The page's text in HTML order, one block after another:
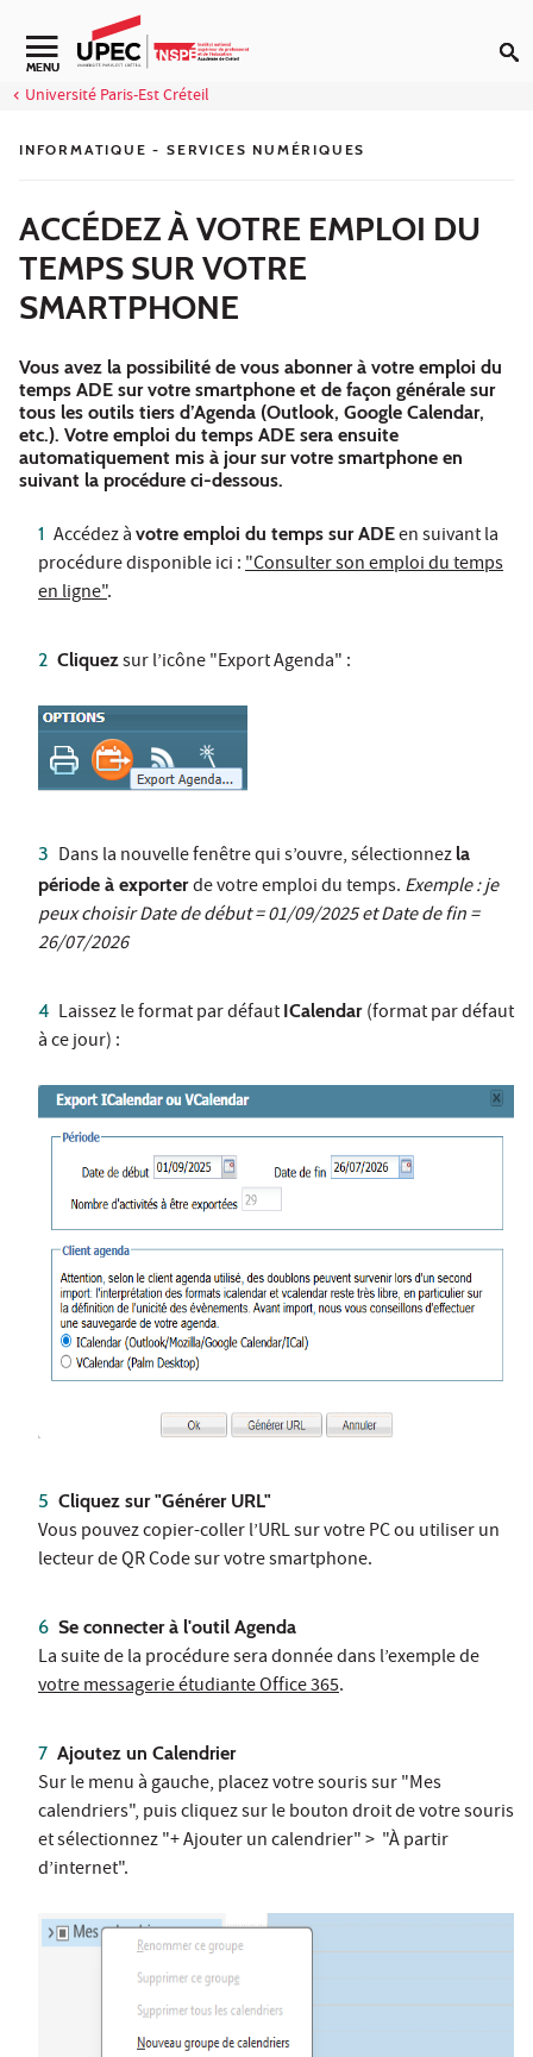
Aller au contenu
Navigation secondaire
MENU
Université Paris-Est Créteil
INFORMATIQUE - SERVICES NUMÉRIQUES
ACCÉDEZ À VOTRE EMPLOI DU
TEMPS SUR VOTRE
SMARTPHONE
Vous avez la possibilité de vous abonner à votre emploi du
temps ADE sur votre smartphone et de façon générale sur
tous les outils tiers d’Agenda (Outlook, Google Calendar,
etc.). Votre emploi du temps ADE sera ensuite
automatiquement mis à jour sur votre smartphone en
suivant la procédure ci-dessous.
Accédez à votre emploi du temps sur ADEen suivant la
procédure disponible ici :"Consulter son emploi du temps
en ligne".
Cliquezsur l’icône "Export Agenda" :
Dans la nouvelle fenêtre qui s’ouvre, sélectionnez la
période à exporterde votre emploi du temps. Exemple : je
peux choisir Date de début = 01/09/2025 et Date de fin =
26/07/2026
Laissez le format par défaut ICalendar (format par défaut
à ce jour) :
Cliquez sur "Générer URL"
Vous pouvez copier-coller l’URL sur votre PC ou utiliser un
lecteur de QR Code sur votre smartphone.
Se connecter à l'outil Agenda
La suite de la procédure sera donnée dans l’exemple de
votre messagerie étudiante Office 365.
Ajoutez un Calendrier
Sur le menu à gauche, placez votre souris sur "Mes
calendriers", puis cliquez sur le bouton droit de votre souris
et sélectionnez "+ Ajouter un calendrier" > "À partir
d’internet".